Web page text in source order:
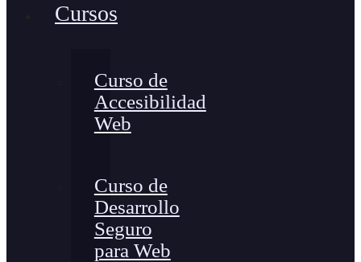
Cursos
Curso de
Accesibilidad
Web
Curso de
Desarrollo
Seguro
para Web